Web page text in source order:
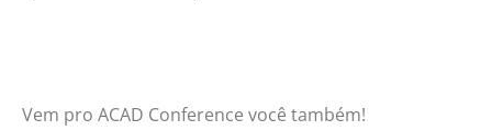
Vem pro ACAD Conference você também!